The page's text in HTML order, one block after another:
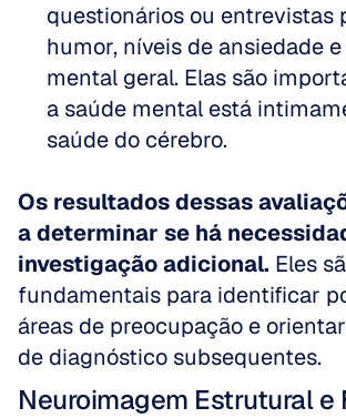
questionários ou entrevistas
humor, níveis de ansiedade
mental geral. Elas são
a saúde mental está
saúde do cérebro.
Os resultados dessas
a determinar se há
investigação adicional. Eles
fundamentais para identificar
áreas de preocupação e
de diagnóstico subsequentes.
Neuroimagem Estrutural e